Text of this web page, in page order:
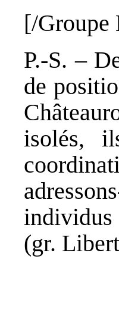
[/Groupe
P.-S. –
de
isolés,
(gr.